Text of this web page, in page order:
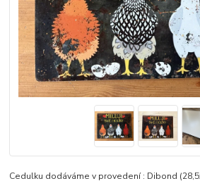
Cedulku dodáváme v provedení : Dibond